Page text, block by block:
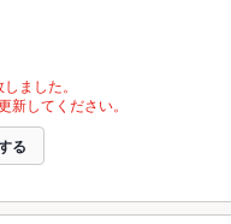
ました。
してください。
る